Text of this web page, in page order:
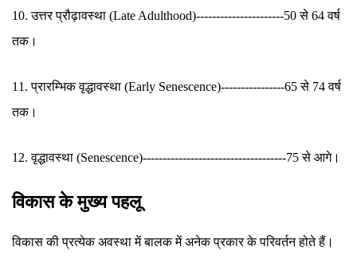
10. उत्तर प्रौढ़ावस्था (Late Adulthood)----------------------50 से 64 वर्ष
तक।
11. प्रारम्भिक वृद्धावस्था (Early Senescence)----------------65 से 74 वर्ष
तक।
12. वृद्धावस्था (Senescence)------------------------------------75 से आगे।
विकास के मुख्य पहलू
विकास की प्रत्येक अवस्था में बालक में अनेक प्रकार के परिवर्तन होते हैं।